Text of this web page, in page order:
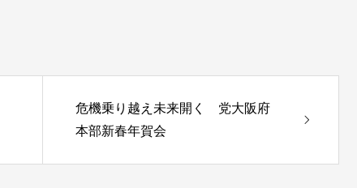
危機乗り越え未来開く 党大阪府
本部新春年賀会